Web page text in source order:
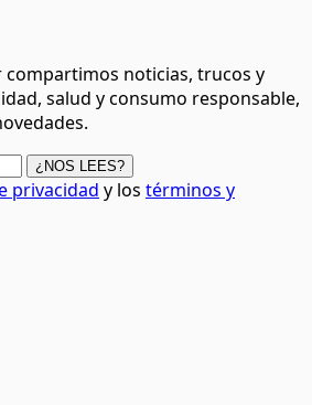
compartimos noticias, trucos y
salud y consumo responsable,
¿NOS LEES?
privacidad y los términos y